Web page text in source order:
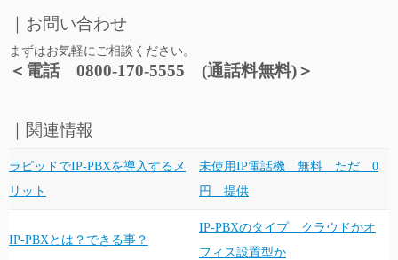
｜お問い合わせ
まずはお気軽にご相談ください。
＜電話 0800-170-5555 (通話料無料)＞
｜関連情報
ラピッドでIP-PBXを導入するメ
リット
未使用IP電話機 無料 ただ 0
円 提供
IP-PBXとは？できる事？
IP-PBXのタイプ クラウドかオ
フィス設置型か